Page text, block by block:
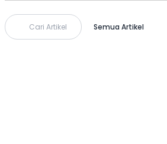
Cari Artikel Semua Artikel